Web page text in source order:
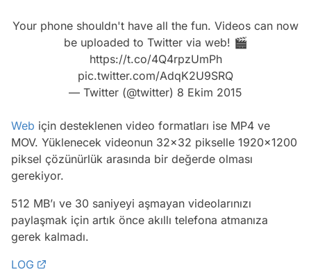
Your phone shouldn't have all the fun. Videos can now
be uploaded to Twitter via web! 🎬
https://t.co/4Q4rpzUmPh
pic.twitter.com/AdqK2U9SRQ
— Twitter (@twitter) 8 Ekim 2015
Web için desteklenen video formatları ise MP4 ve
MOV. Yüklenecek videonun 32×32 pikselle 1920×1200
piksel çözünürlük arasında bir değerde olması
gerekiyor.
512 MB’ı ve 30 saniyeyi aşmayan videolarınızı
paylaşmak için artık önce akıllı telefona atmanıza
gerek kalmadı.
LOG